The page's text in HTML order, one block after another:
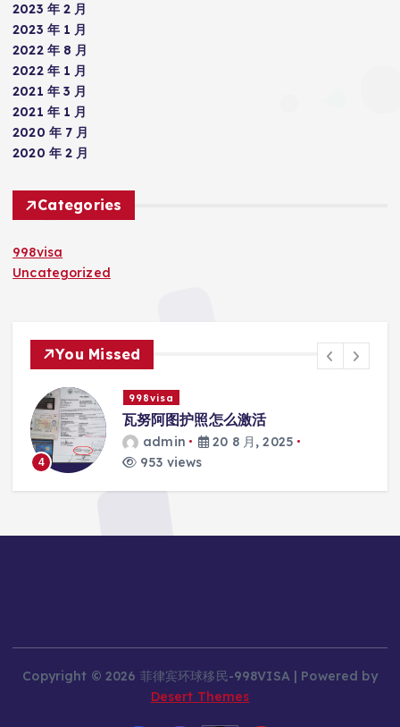
2023 年 2 月
2023 年 1 月
2022 年 8 月
2022 年 1 月
2021 年 3 月
2021 年 1 月
2020 年 7 月
2020 年 2 月
Categories
998visa
Uncategorized
You Missed
4
998visa
瓦努阿图护照怎么激活
admin
20 8 月, 2025
953 views
Copyright © 2026 菲律宾环球移民-998VISA | Powered by
Desert Themes